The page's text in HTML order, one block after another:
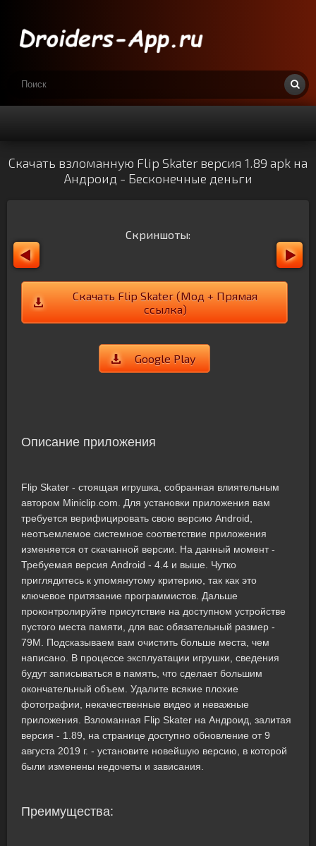
Скачать взломанную Flip Skater версия 1.89 apk на
Андроид - Бесконечные деньги
Скриншоты:
Скачать Flip Skater (Мод + Прямая
ссылка)
Google Play
Описание приложения
Flip Skater - стоящая игрушка, собранная влиятельным
автором Miniclip.com. Для установки приложения вам
требуется верифицировать свою версию Android,
неотъемлемое системное соответствие приложения
изменяется от скачанной версии. На данный момент -
Требуемая версия Android - 4.4 и выше. Чутко
приглядитесь к упомянутому критерию, так как это
ключевое притязание программистов. Дальше
проконтролируйте присутствие на доступном устройстве
пустого места памяти, для вас обязательный размер -
79M. Подсказываем вам очистить больше места, чем
написано. В процессе эксплуатации игрушки, сведения
будут записываться в память, что сделает большим
окончательный объем. Удалите всякие плохие
фотографии, некачественные видео и неважные
приложения. Взломанная Flip Skater на Андроид, залитая
версия - 1.89, на странице доступно обновление от 9
августа 2019 г. - установите новейшую версию, в которой
были изменены недочеты и зависания.
Преимущества: